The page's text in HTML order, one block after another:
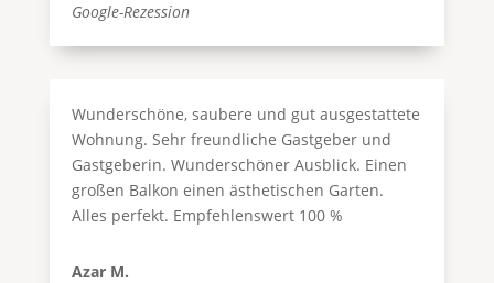
Google-Rezession
Wunderschöne, saubere und gut ausgestattete
Wohnung. Sehr freundliche Gastgeber und
Gastgeberin. Wunderschöner Ausblick. Einen
großen Balkon einen ästhetischen Garten.
Alles perfekt. Empfehlenswert 100 %
Azar M.